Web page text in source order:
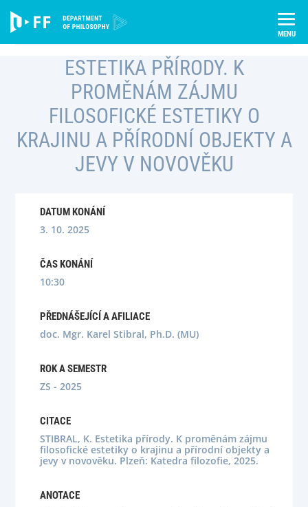
content
Semináře
Estetika přírody. K proměnám zájmu filosofické estetiky o krajinu a
přírodní objekty a jevy v novověku
ESTETIKA PŘÍRODY. K
PROMĚNÁM ZÁJMU
FILOSOFICKÉ ESTETIKY O
KRAJINU A PŘÍRODNÍ OBJEKTY A
JEVY V NOVOVĚKU
DATUM KONÁNÍ
3. 10. 2025
ČAS KONÁNÍ
10:30
PŘEDNÁŠEJÍCÍ A AFILIACE
doc. Mgr. Karel Stibral, Ph.D. (MU)
ROK A SEMESTR
ZS - 2025
CITACE
STIBRAL, K. Estetika přírody. K proměnám zájmu
filosofické estetiky o krajinu a přírodní objekty a
jevy v novověku. Plzeň: Katedra filozofie, 2025.
ANOTACE